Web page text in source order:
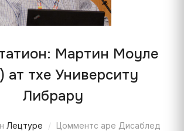
Мартин Моyле
ат тхе Университy
Либрарy
Лецтуре Цомментс аре Дисаблед